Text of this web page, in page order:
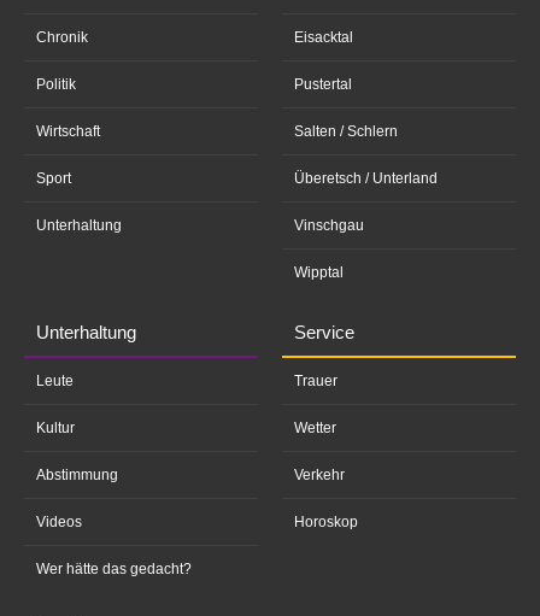
Chronik
Politik
Wirtschaft
Sport
Unterhaltung
Eisacktal
Pustertal
Salten / Schlern
Überetsch / Unterland
Vinschgau
Wipptal
Unterhaltung
Leute
Kultur
Abstimmung
Videos
Wer hätte das gedacht?
Service
Trauer
Wetter
Verkehr
Horoskop